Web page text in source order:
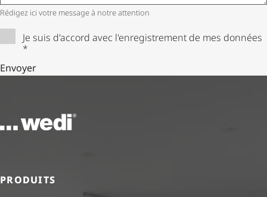
Rédigez ici votre message à notre attention
Je suis d'accord avec l'enregistrement de mes données
*
Envoyer
Vers la page d'accueil
PRODUITS